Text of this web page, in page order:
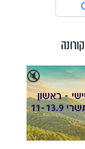
קורונה
🔇